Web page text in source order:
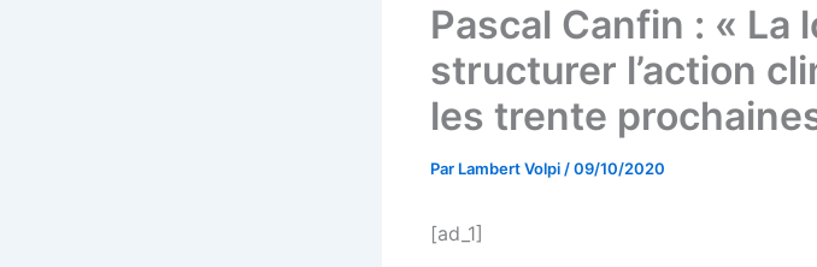
Pascal Canfin : « La
structurer l’action
les trente
Par Lambert Volpi /09/10/2020
[ad_1]